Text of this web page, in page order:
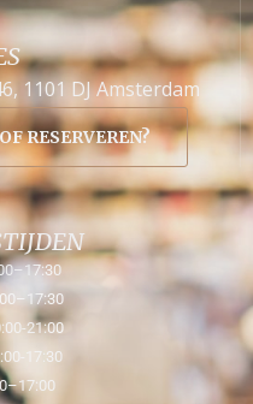
1101 DJ Amsterdam
RESERVEREN?
21:00
17:30